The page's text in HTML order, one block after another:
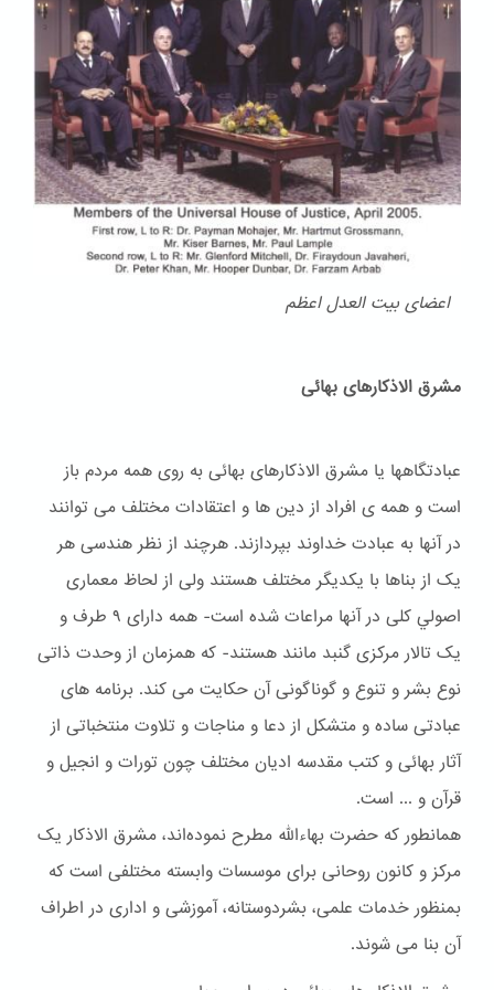
اعضای بیت العدل اعظم
مشرق الاذکارهای بهائی
عبادتگاهها یا مشرق الاذکارهای بهائی به روی همه مردم باز
است و همه ی افراد از دین ها و اعتقادات مختلف می توانند
در آنها به عبادت خداوند بپردازند. هرچند از نظر هندسی هر
یک از بناها با یکدیگر مختلف هستند ولی از لحاظ معماری
اصولي کلی در آنها مراعات شده است- همه دارای ۹ طرف و
یک تالار مرکزی گنبد مانند هستند- که همزمان از وحدت ذاتی
نوع بشر و تنوع و گوناگونی آن حکایت می کند. برنامه های
عبادتی ساده و متشکل از دعا و مناجات و تلاوت منتخباتی از
آثار بهائی و کتب مقدسه ادیان مختلف چون تورات و انجیل و
قرآن و ... است.
همانطور که حضرت بهاءالله مطرح نموده‌اند، مشرق الاذکار یک
مرکز و کانون روحانی برای موسسات وابسته مختلفی است که
بمنظور خدمات علمی، بشردوستانه، آموزشی و اداری در اطراف
آن بنا می شوند.